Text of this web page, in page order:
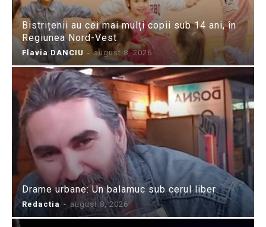
Bistrițenii au cei mai mulți copii sub 14 ani, în
Regiunea Nord-Vest
Flavia DANCIU - august 8, 2026
Drame urbane: Un balamuc sub cerul liber
Redactia - august 8, 2026